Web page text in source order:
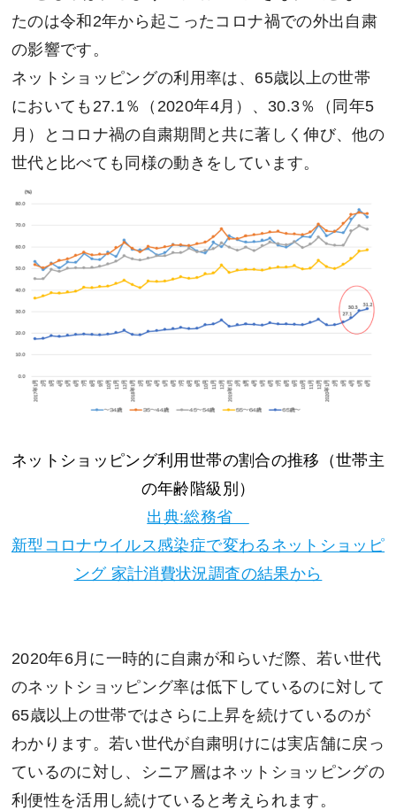
たのは令和2年から起こったコロナ禍での外出自粛
の影響です。
ネットショッピングの利用率は、65歳以上の世帯
においても27.1％（2020年4月）、30.3％（同年5
月）とコロナ禍の自粛期間と共に著しく伸び、他の
世代と比べても同様の動きをしています。
ネットショッピング利用世帯の割合の推移（世帯主
の年齢階級別）
出典:総務省
新型コロナウイルス感染症で変わるネットショッピ
ング 家計消費状況調査の結果から
2020年6月に一時的に自粛が和らいだ際、若い世代
のネットショッピング率は低下しているのに対して
65歳以上の世帯ではさらに上昇を続けているのが
わかります。若い世代が自粛明けには実店舗に戻っ
ているのに対し、シニア層はネットショッピングの
利便性を活用し続けていると考えられます。